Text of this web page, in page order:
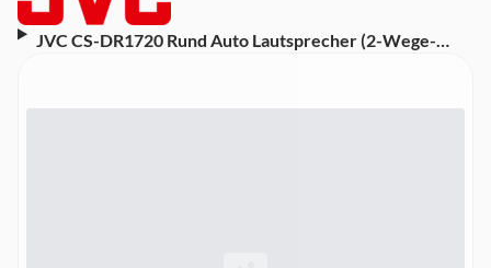
JVC CS-DR1720 Rund Auto Lautsprecher (2-Wege-